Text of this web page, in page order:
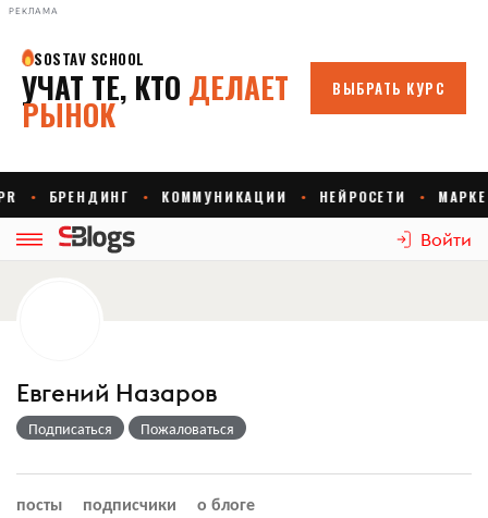
РЕКЛАМА
Войти
Евгений Назаров
Подписаться Пожаловаться
посты подписчики о блоге